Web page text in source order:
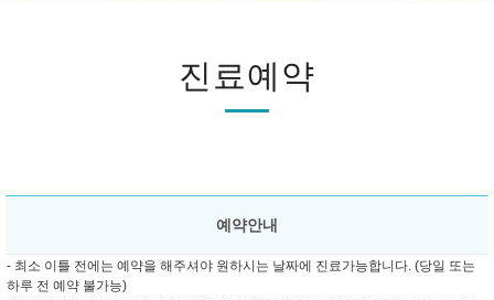
진료예약
예약안내
- 최소 이틀 전에는 예약을 해주셔야 원하시는 날짜에 진료가능합니다. (당일 또는
하루 전 예약 불가능)